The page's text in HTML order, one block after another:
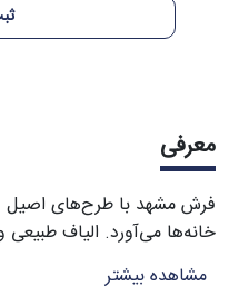
معرفی
فرش مشهد با طرح‌های اصیل و
خانه‌ها می‌آورد. الیاف
بالا را تضمین می‌کند. هر
بافته شده و نقش‌ها الهام
مشاهده بیشتر